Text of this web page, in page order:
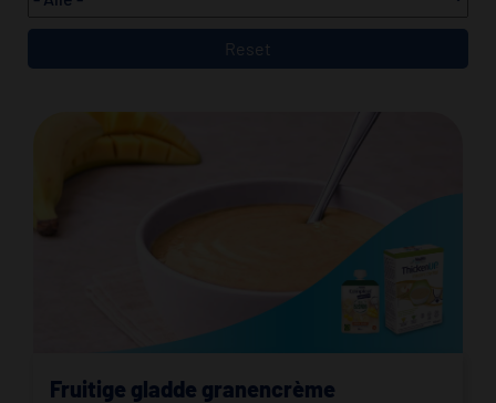
Fruitige gladde granencrème